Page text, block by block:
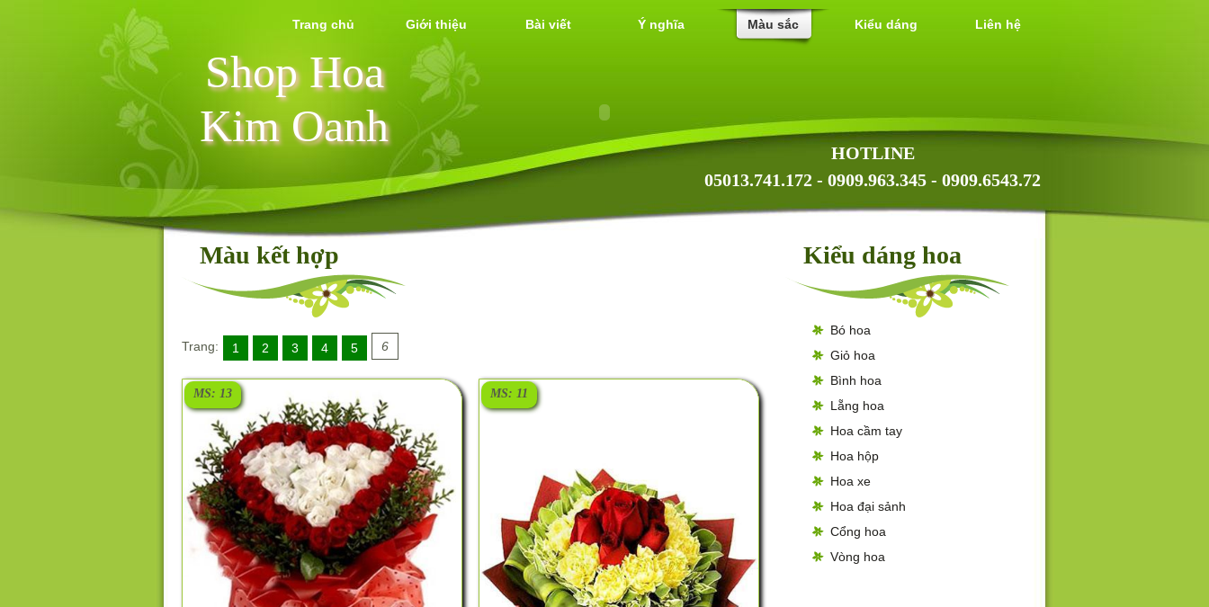
HOTLINE
05013.741.172 - 0909.963.345 - 0909.6543.72
Shop Hoa
Kim Oanh
Trang chủ Giới thiệu Bài viết Ý nghĩa Màu sắc Kiểu dáng Liên hệ
Màu kết hợp
Trang: 1 2 3 4 5 6
MS: 13 MS: 11
Kiểu dáng hoa
Bó hoa
Giỏ hoa
Bình hoa
Lẵng hoa
Hoa cầm tay
Hoa hộp
Hoa xe
Hoa đại sảnh
Cổng hoa
Vòng hoa